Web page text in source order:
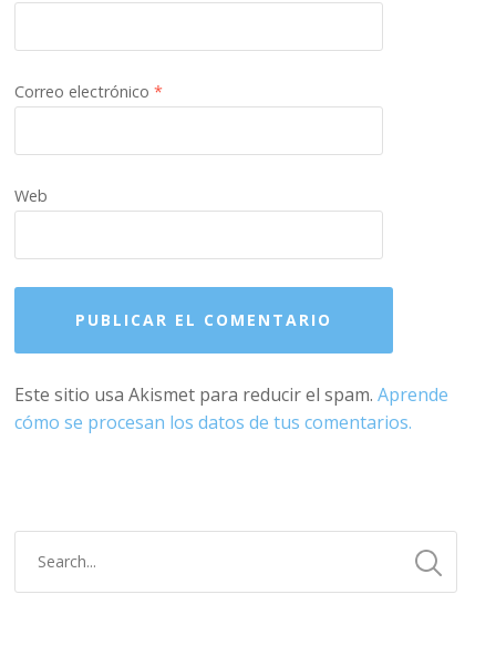
Correo electrónico*
Web
Este sitio usa Akismet para reducir el spam.Aprende
cómo se procesan los datos de tus comentarios.